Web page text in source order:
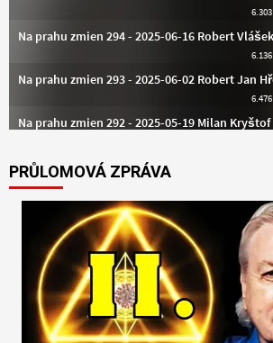
PRŮLOMOVÁ ZPRÁVA